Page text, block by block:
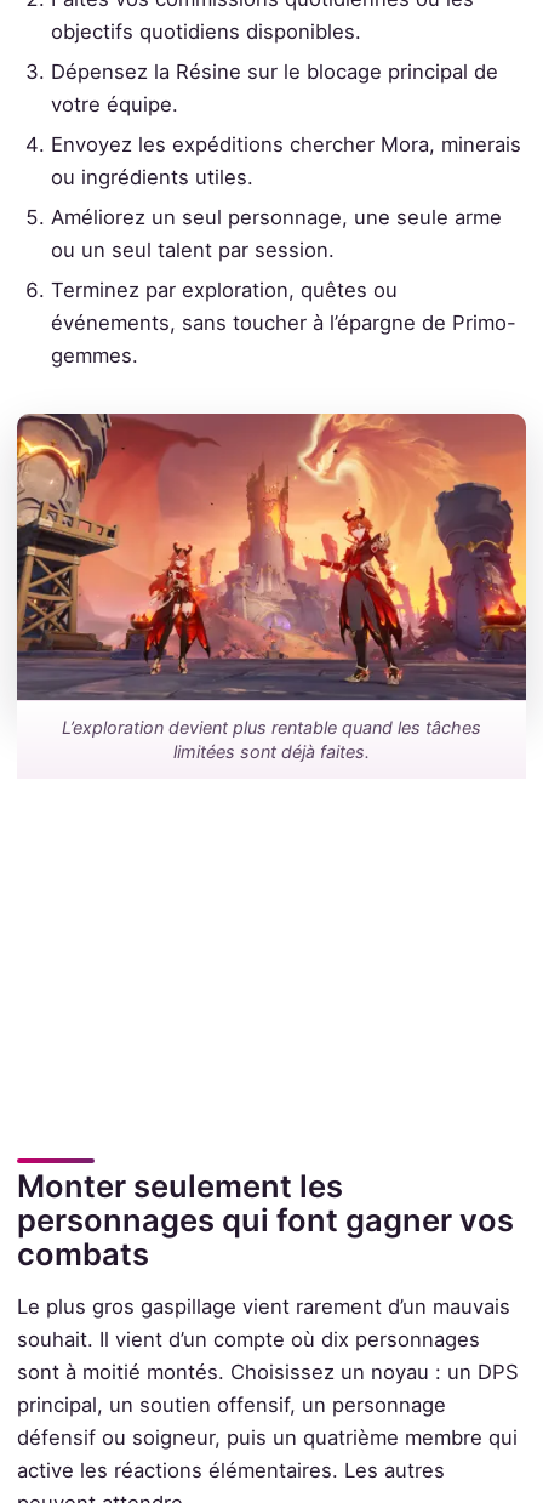
objectifs quotidiens disponibles.
Dépensez la Résine sur le blocage principal de
votre équipe.
Envoyez les expéditions chercher Mora, minerais
ou ingrédients utiles.
Améliorez un seul personnage, une seule arme
ou un seul talent par session.
Terminez par exploration, quêtes ou
événements, sans toucher à l’épargne de Primo-
gemmes.
L’exploration devient plus rentable quand les tâches
limitées sont déjà faites.
Monter seulement les
personnages qui font gagner vos
combats
Le plus gros gaspillage vient rarement d’un mauvais
souhait. Il vient d’un compte où dix personnages
sont à moitié montés. Choisissez un noyau : un DPS
principal, un soutien offensif, un personnage
défensif ou soigneur, puis un quatrième membre qui
active les réactions élémentaires. Les autres